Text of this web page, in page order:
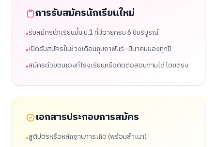
การรับสมัครนักเรียนใหม่
•รับสมัครนักเรียนชั้น ป.1 ที่มีอายุครบ 6 ปีบริบูรณ์
•เปิดรับสมัครในช่วงเดือนกุมภาพันธ์–มีนาคมของทุกปี
•สมัครด้วยตนเองที่โรงเรียนหรือติดต่อสอบถามได้โดยตรง
เอกสารประกอบการสมัคร
•สูติบัตรหรือหลักฐานการเกิด (พร้อมสำเนา)